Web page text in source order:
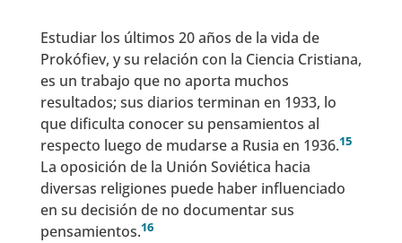
Estudiar los últimos 20 años de la vida de
Prokófiev, y su relación con la Ciencia Cristiana,
es un trabajo que no aporta muchos
resultados; sus diarios terminan en 1933, lo
que dificulta conocer su pensamientos al
respecto luego de mudarse a Rusia en 1936.15
La oposición de la Unión Soviética hacia
diversas religiones puede haber influenciado
en su decisión de no documentar sus
pensamientos.16